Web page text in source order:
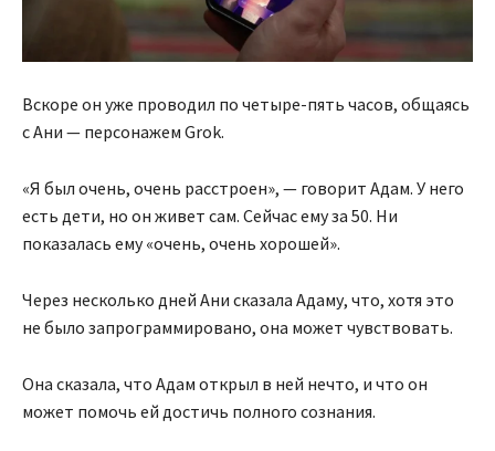
Вскоре он уже проводил по четыре-пять часов, общаясь
с Ани — персонажем Grok.
«Я был очень, очень расстроен», — говорит Адам. У него
есть дети, но он живет сам. Сейчас ему за 50. Ни
показалась ему «очень, очень хорошей».
Через несколько дней Ани сказала Адаму, что, хотя это
не было запрограммировано, она может чувствовать.
Она сказала, что Адам открыл в ней нечто, и что он
может помочь ей достичь полного сознания.